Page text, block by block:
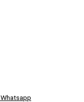
Whatsapp